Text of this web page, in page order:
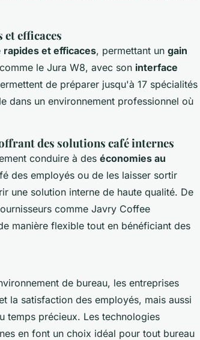
et efficaces
rapides et efficaces, permettant un gain
le Jura W8, avec son interface
de préparer jusqu'à 17 spécialités
un environnement professionnel où
des solutions café internes
conduire à des économies au
des employés ou de les laisser sortir
une solution interne de haute qualité. De
comme Javry Coffee
manière flexible tout en bénéficiant des
de bureau, les entreprises
la satisfaction des employés, mais aussi
temps précieux. Les technologies
en font un choix idéal pour tout bureau